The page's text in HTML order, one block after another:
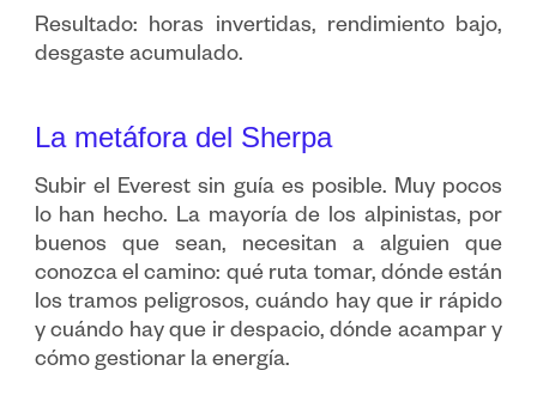
Resultado: horas invertidas, rendimiento bajo,
desgaste acumulado.
La metáfora del Sherpa
Subir el Everest sin guía es posible. Muy pocos
lo han hecho. La mayoría de los alpinistas, por
buenos que sean, necesitan a alguien que
conozca el camino: qué ruta tomar, dónde están
los tramos peligrosos, cuándo hay que ir rápido
y cuándo hay que ir despacio, dónde acampar y
cómo gestionar la energía.